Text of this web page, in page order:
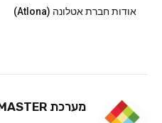
אודות חברת אטלונה (Atlona)
מערכת AVMASTER